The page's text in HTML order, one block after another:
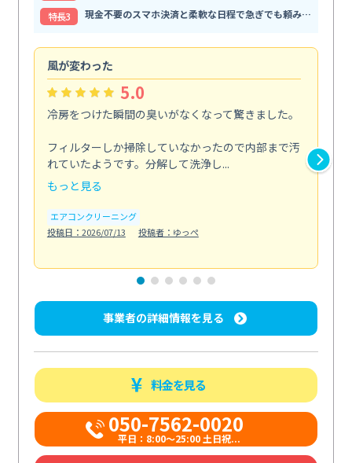
特⻑3
現金不要のスマホ決済と柔軟な日程で急ぎでも頼みやすい
風が変わった
5.0
冷房をつけた瞬間の臭いがなくなって驚きました。
フィルターしか掃除していなかったので内部まで汚
れていたようです。分解して洗浄し...
もっと見る
エアコンクリーニング
投稿日：2026/07/13
投稿者：ゆっぺ
事業者の詳細情報を見る
料金を見る
050-7562-0020
平日：8:00〜25:00 土日祝...